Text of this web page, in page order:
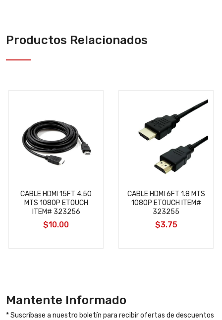
Productos Relacionados
CABLE HDMI 15FT 4.50
MTS 1080P ETOUCH
ITEM# 323256
$10.00
CABLE HDMI 6FT 1.8 MTS
1080P ETOUCH ITEM#
323255
$3.75
Mantente Informado
* Suscríbase a nuestro boletín para recibir ofertas de descuentos